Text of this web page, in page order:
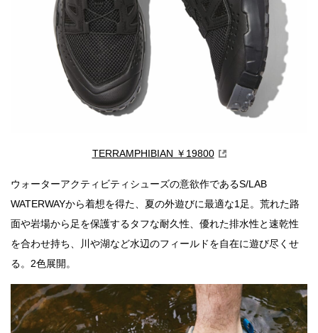
TERRAMPHIBIAN ￥19800
ウォーターアクティビティシューズの意欲作であるS/LAB
WATERWAYから着想を得た、夏の外遊びに最適な1足。荒れた路
面や岩場から足を保護するタフな耐久性、優れた排水性と速乾性
を合わせ持ち、川や湖など水辺のフィールドを自在に遊び尽くせ
る。2色展開。